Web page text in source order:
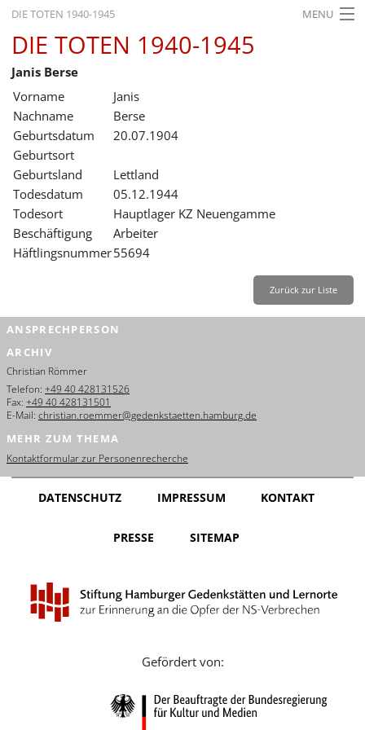
DIE TOTEN 1940-1945 MENU
STARTSEITE
AKTUELLES
AUSSTELLUNGEN
GESCHICHTE
BILDUNG
FORSCHUNG
SERVICE
Français
Dansk
Español
Nederlands
Português
Русский
Leichte Sprache
DIE TOTEN 1940-1945
Janis Berse
Vorname
Janis
Nachname
Berse
Geburtsdatum
20.07.1904
Geburtsort
Geburtsland
Lettland
Todesdatum
05.12.1944
Todesort
Hauptlager KZ Neuengamme
Beschäftigung
Arbeiter
Häftlingsnummer55694
Zurück zur Liste
ANSPRECHPERSON
ARCHIV
Christian Römmer
Telefon: +49 40 428131526
Fax: +49 40 428131501
E-Mail: christian.roemmer@gedenkstaetten.hamburg.de
MEHR ZUM THEMA
Kontaktformular zur Personenrecherche
DATENSCHUTZ IMPRESSUM KONTAKT
PRESSE SITEMAP
Gefördert von: